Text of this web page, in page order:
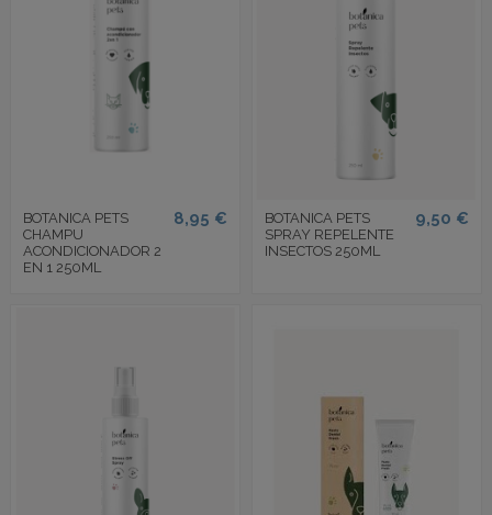
BOTANICA PETS
CHAMPU
ACONDICIONADOR 2
EN 1 250ML
8,95 €
BOTANICA PETS
SPRAY REPELENTE
INSECTOS 250ML
9,50 €